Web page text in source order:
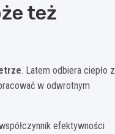
też
. Latem odbiera ciepło z
w odwrotnym
efektywności